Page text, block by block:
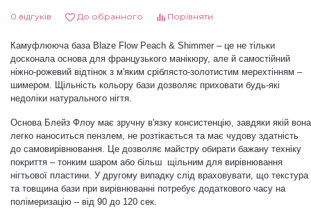
Дезінфекція та стерилізація
Декор для нігтів
Трикутники (каміфубукі)
Наклейки гнучкі лінії
Втирки
Бульонки
0 відгуків До обранного Порівняти
Камуфлююча база Blaze Flow Peach & Shimmer – це не тільки
досконала основа для французького манікюру, але й самостійний
ніжно-рожевий відтінок з м'яким сріблясто-золотистим мерехтінням –
шимером. Щільність кольору бази дозволяє приховати будь-які
недоліки натурального нігтя.
Основа Блейз Флоу має зручну в'язку консистенцію, завдяки якій вона
легко наноситься пензлем, не розтікається та має чудову здатність
до самовирівнювання. Це дозволяє майстру обирати бажану техніку
покриття –тонким шаром або більш щільним для вирівнювання
нігтьової пластини. У другому випадку слід враховувати, що текстура
та товщина бази при вирівнюванні потребує додаткового часу на
полімеризацію –від 90 до 120 сек.